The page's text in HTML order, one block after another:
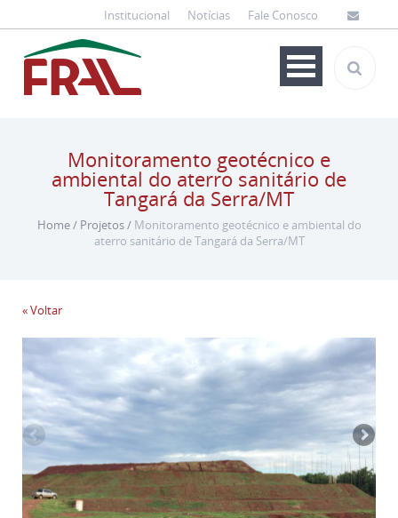
Institucional Notícias Fale Conosco
Monitoramento geotécnico e
ambiental do aterro sanitário de
Tangará da Serra/MT
Home/ Projetos/ Monitoramento geotécnico e ambiental do
aterro sanitário de Tangará da Serra/MT
« Voltar